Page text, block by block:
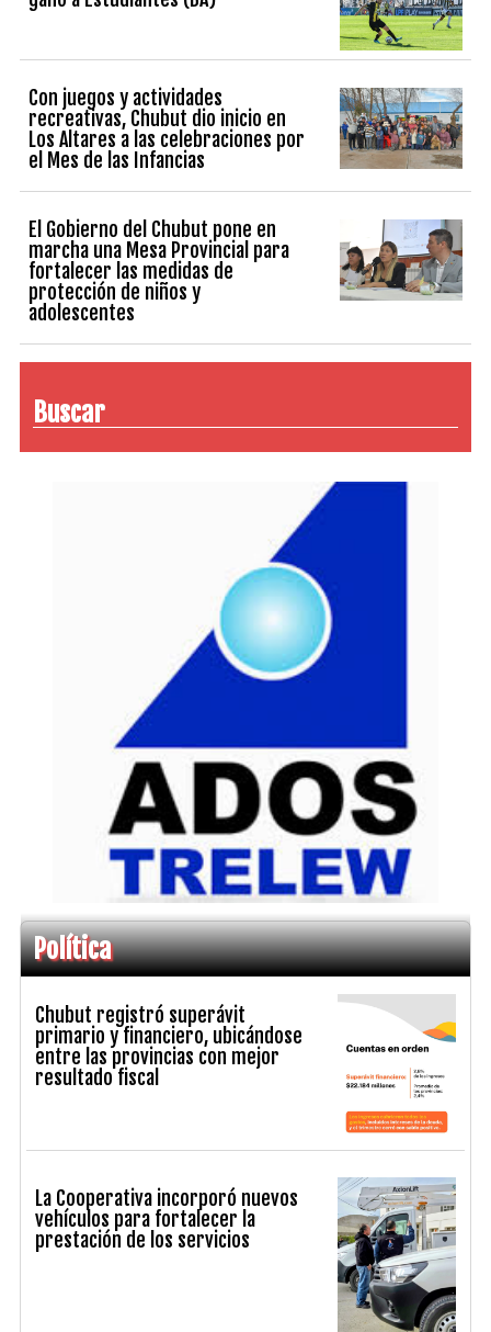
Con juegos y actividades
recreativas, Chubut dio inicio en
Los Altares a las celebraciones por
el Mes de las Infancias
El Gobierno del Chubut pone en
marcha una Mesa Provincial para
fortalecer las medidas de
protección de niños y
adolescentes
Buscar
Política
Chubut registró superávit
primario y financiero, ubicándose
entre las provincias con mejor
resultado fiscal
La Cooperativa incorporó nuevos
vehículos para fortalecer la
prestación de los servicios